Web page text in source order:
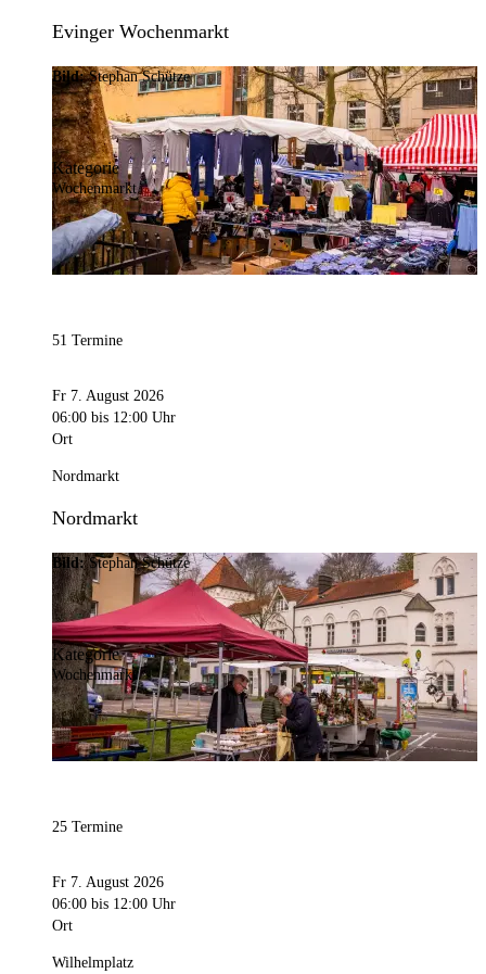
Evinger Wochenmarkt
Bild:Stephan Schütze
Kategorie
Wochenmarkt
51 Termine
Fr 7. August 2026
06:00 bis 12:00 Uhr
Ort
Nordmarkt
Nordmarkt
Bild:Stephan Schütze
Kategorie
Wochenmarkt
25 Termine
Fr 7. August 2026
06:00 bis 12:00 Uhr
Ort
Wilhelmplatz